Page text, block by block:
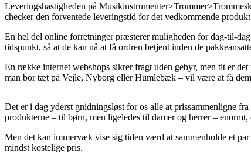
Leveringshastigheden på
checker den forventede leveringstid for det vedkommende
En hel del online forretninger præsterer muligheden for dag-til-
tidspunkt, så at de kan nå at få ordren betjent inden de
En række internet webshops sikrer fragt uden gebyr, men tit er
man bor tæt på Vejle, Nyborg eller Humlebæk – vil være at få
Det er i dag yderst gnidningsløst for os alle at prissammenligne
produkterne – til børn, men ligeledes til damer og herrer –
Men det kan immervæk vise sig tiden værd at sammenholde et
mindst kostelige pris.